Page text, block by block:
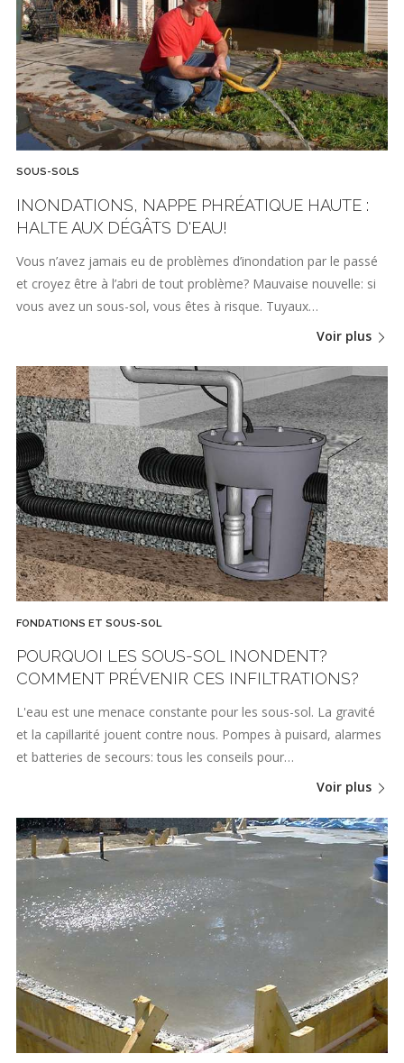
SOUS-SOLS
INONDATIONS, NAPPE PHRÉATIQUE HAUTE :
HALTE AUX DÉGÂTS D'EAU!
Vous n’avez jamais eu de problèmes d’inondation par le passé
et croyez être à l’abri de tout problème? Mauvaise nouvelle: si
vous avez un sous-sol, vous êtes à risque. Tuyaux…
Voir plus
FONDATIONS ET SOUS-SOL
POURQUOI LES SOUS-SOL INONDENT?
COMMENT PRÉVENIR CES INFILTRATIONS?
L'eau est une menace constante pour les sous-sol. La gravité
et la capillarité jouent contre nous. Pompes à puisard, alarmes
et batteries de secours: tous les conseils pour…
Voir plus